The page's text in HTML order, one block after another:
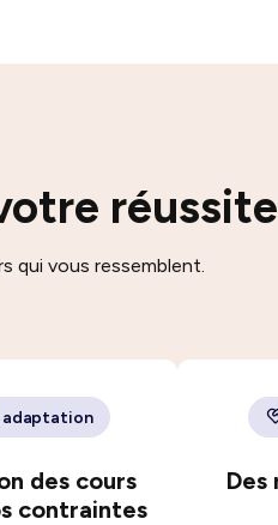
réussite
qui vous ressemblent.
des cours
contraintes
Des